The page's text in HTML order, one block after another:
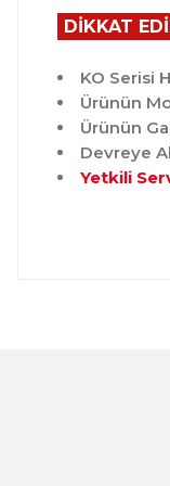
DİKKAT
KO Serisi
Ürünün
Ürünün
Devreye
Yetkili